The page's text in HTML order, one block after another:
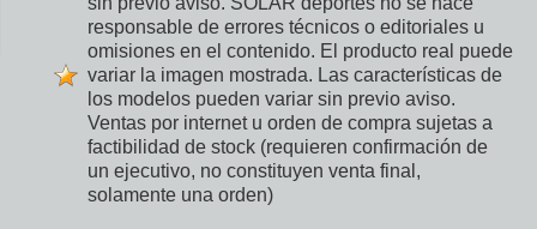
responsable de errores técnicos o editoriales u
omisiones en el contenido. El producto real puede
variar la imagen mostrada. Las características de
los modelos pueden variar sin previo aviso.
Ventas por internet u orden de compra sujetas a
factibilidad de stock (requieren confirmación de
un ejecutivo, no constituyen venta final,
solamente una orden)